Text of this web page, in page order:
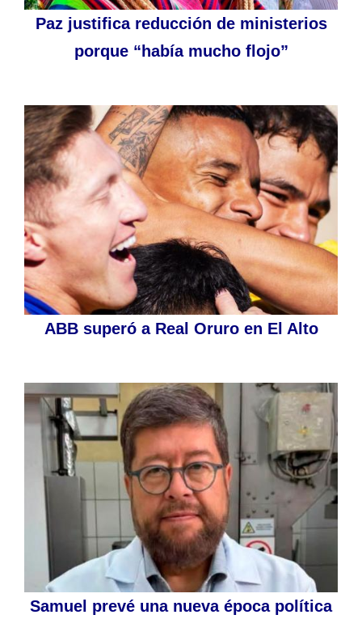
Paz justifica reducción de ministerios
porque “había mucho flojo”
ABB superó a Real Oruro en El Alto
Samuel prevé una nueva época política